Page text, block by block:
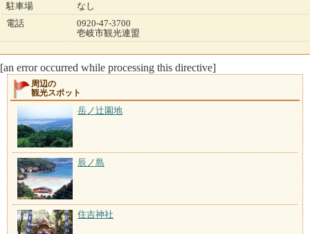
駐車場
なし
電話
0920-47-3700
壱岐市観光連盟
[an error occurred while processing this directive]
周辺の
観光スポット
岳ノ辻園地
辰ノ島
住吉神社